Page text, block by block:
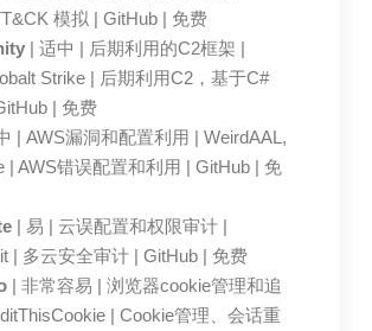
模拟 | GitHub | 免费
| 适中 | 后期利用的C2框架 |
Strike | 后期利用C2，基于C#
| 免费
| AWS漏洞和配置利用 | WeirdAAL,
| AWS错误配置和利用 | GitHub | 免
| 易 | 云误配置和权限审计 |
| 多云安全审计 | GitHub | 免费
| 非常容易 | 浏览器cookie管理和追
| Cookie管理、会话重